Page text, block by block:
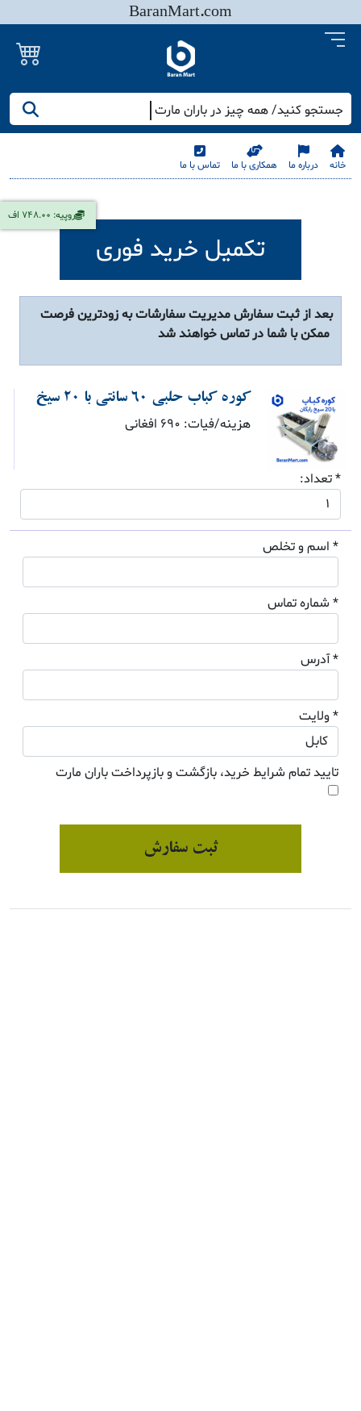
BaranMart.com
جستجو کنید/ همه چیز در باران مارت
خانه درباره ما همکاری با ما تماس با ما
روپیه: 748.00 اف
تکمیل خرید فوری
بعد از ثبت سفارش مدیریت سفارشات به زودترین فرصت
ممکن با شما در تماس خواهند شد
کوره کباب حلبی 60 سانتی با 20 سیخ
هزینه/فیات: 690 افغانی
* تعداد:
* اسم و تخلص
* شماره تماس
* آدرس
* ولایت
تایید تمام شرایط خرید، بازگشت و بازپرداخت باران مارت
ثبت سفارش